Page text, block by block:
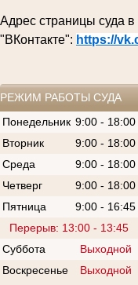
Адрес страницы суда в
"ВКонтакте": https://
РЕЖИМ РАБОТЫ СУДА
Понедельник 9:00 - 18:00
Вторник
9:00 - 18:00
Среда
9:00 - 18:00
Четверг
9:00 - 18:00
Пятница
9:00 - 16:45
Перерыв: 13:00 - 13:45
Суббота
Выходной
Воскресенье
Выходной